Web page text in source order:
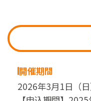
開催期間
2026年3月1日（